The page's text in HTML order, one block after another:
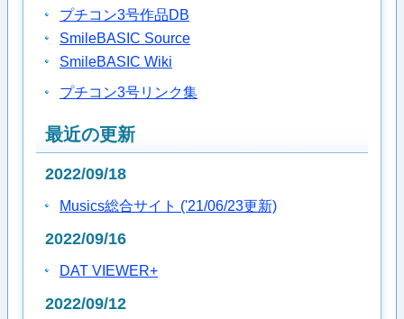
プチコン3号作品DB
SmileBASIC Source
SmileBASIC Wiki
プチコン3号リンク集
最近の更新
2022/09/18
Musics総合サイト ('21/06/23更新)
2022/09/16
DAT VIEWER+
2022/09/12